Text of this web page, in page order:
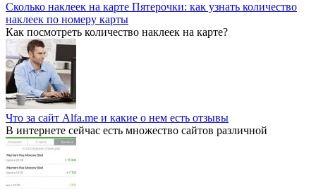
Сколько наклеек на карте Пятерочки: как узнать количество
наклеек по номеру карты
Как посмотреть количество наклеек на карте?
Что за сайт Alfa.me и какие о нем есть отзывы
В интернете сейчас есть множество сайтов различной